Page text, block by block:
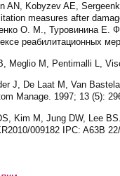
AN, Kobyzev AE,
measures after
О. М., Туровинина Е.
реабилитационных
Meglio M, Pentimalli L,
J, De Laat M, Van
Manage. 1997; 13 (5):
Kim M, Jung DW, Lee
009182 IPC: A63B